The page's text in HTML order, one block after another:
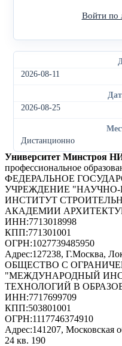
Войти по
2026-08-11
2026-08-25
Дистанционно
Университет Минстроя
профессиональное
ФЕДЕРАЛЬНОЕ
УЧРЕЖДЕНИЕ
ИНСТИТУТ
АКАДЕМИИ
ИНН:7713018998
КПП:771301001
ОГРН:1027739485950
Адрес:127238, Г.Москва,
ОБЩЕСТВО С
"МЕЖДУНАРОДНЫЙ
ТЕХНОЛОГИЙ В
ИНН:7717699709
КПП:503801001
ОГРН:1117746374910
Адрес:141207, Московская
24 кв. 190